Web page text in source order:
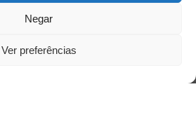
Negar
Ver preferências